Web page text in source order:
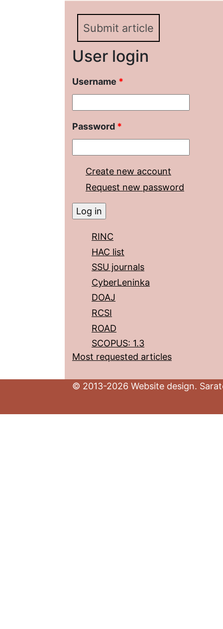
Submit article
User login
Username *
Password *
Create new account
Request new password
RINC
HAC list
SSU journals
CyberLeninka
DOAJ
RCSI
ROAD
SCOPUS: 1.3
Most requested articles
© 2013-2026 Website design.